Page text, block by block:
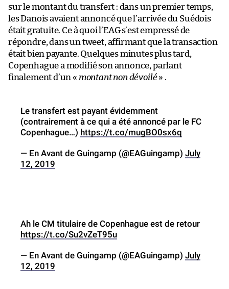
sur le montant du transfert : dans un premier temps,
les Danois avaient annoncé que l’arrivée du Suédois
était gratuite. Ce à quoi l’EAG s’est empressé de
répondre, dans un tweet, affirmant que la transaction
était bien payante. Quelques minutes plus tard,
Copenhague a modifié son annonce, parlant
finalement d’un « montant non dévoilé» .
Le transfert est payant évidemment
(contrairement à ce qui a été annoncé par le FC
Copenhague…) https://t.co/mugBO0sx6q
— En Avant de Guingamp (@EAGuingamp) July
12, 2019
Ah le CM titulaire de Copenhague est de retour
https://t.co/Su2vZeT95u
— En Avant de Guingamp (@EAGuingamp) July
12, 2019